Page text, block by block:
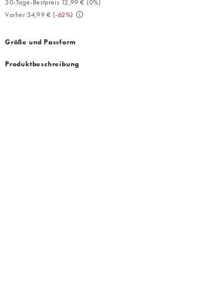
30-Tage-Bestpreis 12,99 € (0%)
Vorher 34,99 € (-62%)
Größe und Passform
Produktbeschreibung